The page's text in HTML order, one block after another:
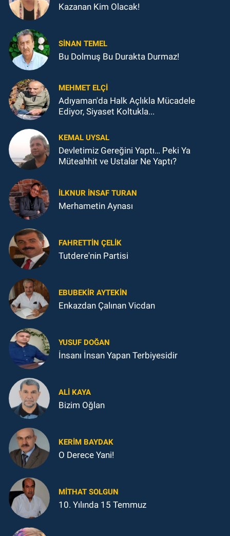
Kazanan Kim Olacak!
SINAN TEMEL
Bu Dolmuş Bu Durakta Durmaz!
MEHMET ELÇI
Adıyaman'da Halk Açlıkla Mücadele
Ediyor, Siyaset Koltukla...
KEMAL UYSAL
Devletimiz Gereğini Yaptı… Peki Ya
Müteahhit ve Ustalar Ne Yaptı?
İLKNUR İNSAF TURAN
Merhametin Aynası
FAHRETTIN ÇELİK
Tutdere'nin Partisi
EBUBEKIR AYTEKIN
Enkazdan Çalınan Vicdan
YUSUF DOĞAN
İnsanı İnsan Yapan Terbiyesidir
ALI KAYA
Bizim Oğlan
KERIM BAYDAK
O Derece Yani!
MITHAT SOLGUN
10. Yılında 15 Temmuz